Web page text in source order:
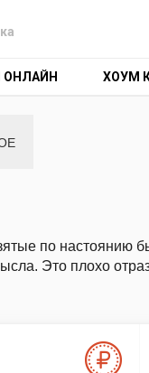
ХОУМ
по
Это плохо